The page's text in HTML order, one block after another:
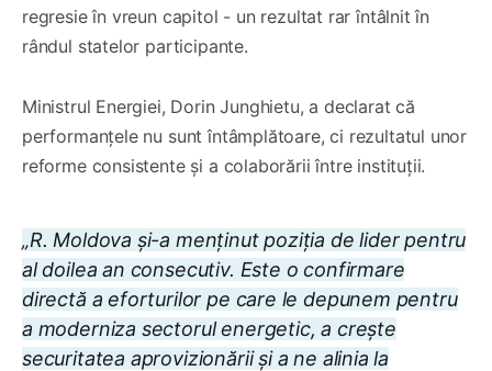
regresie în vreun capitol - un rezultat rar întâlnit în
rândul statelor participante.
Ministrul Energiei, Dorin Junghietu, a declarat că
performanțele nu sunt întâmplătoare, ci rezultatul unor
reforme consistente și a colaborării între instituții.
„R. Moldova și-a menținut poziția de lider pentru
al doilea an consecutiv. Este o confirmare
directă a eforturilor pe care le depunem pentru
a moderniza sectorul energetic, a crește
securitatea aprovizionării și a ne alinia la